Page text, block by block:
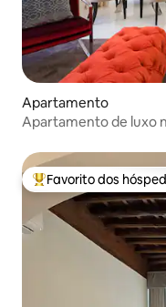
Apartamento
Apartamento de luxo
Favoritos dos
Favorito dos